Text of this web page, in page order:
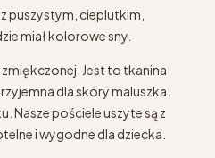
puszystym, cieplutkim,
miał kolorowe sny.
Jest to tkanina
dla skóry maluszka.
Nasze pościele uszyte są z
i wygodne dla dziecka.